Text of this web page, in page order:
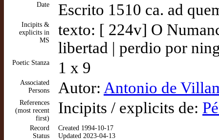
Date Escrito 1510 ca. ad
Incipits &
explicits in
MS
texto: [ 224v] O
libertad | perdio por
Poetic Stanza 1 x 9
Associated
Persons
Autor: Antonio de
References
(most recent
first)
Incipits / explicits de:
Record
Status
Created 1994-10-17
Updated 2023-04-13